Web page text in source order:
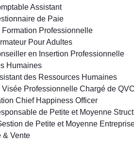
Assistant
de Paie
Formation Professionnelle
Pour Adultes
en Insertion Professionnelle
Humaines
des Ressources Humaines
Visée Professionnelle Chargé de
Chief Happiness Officer
de Petite et Moyenne
de Petite et Moyenne
& Vente